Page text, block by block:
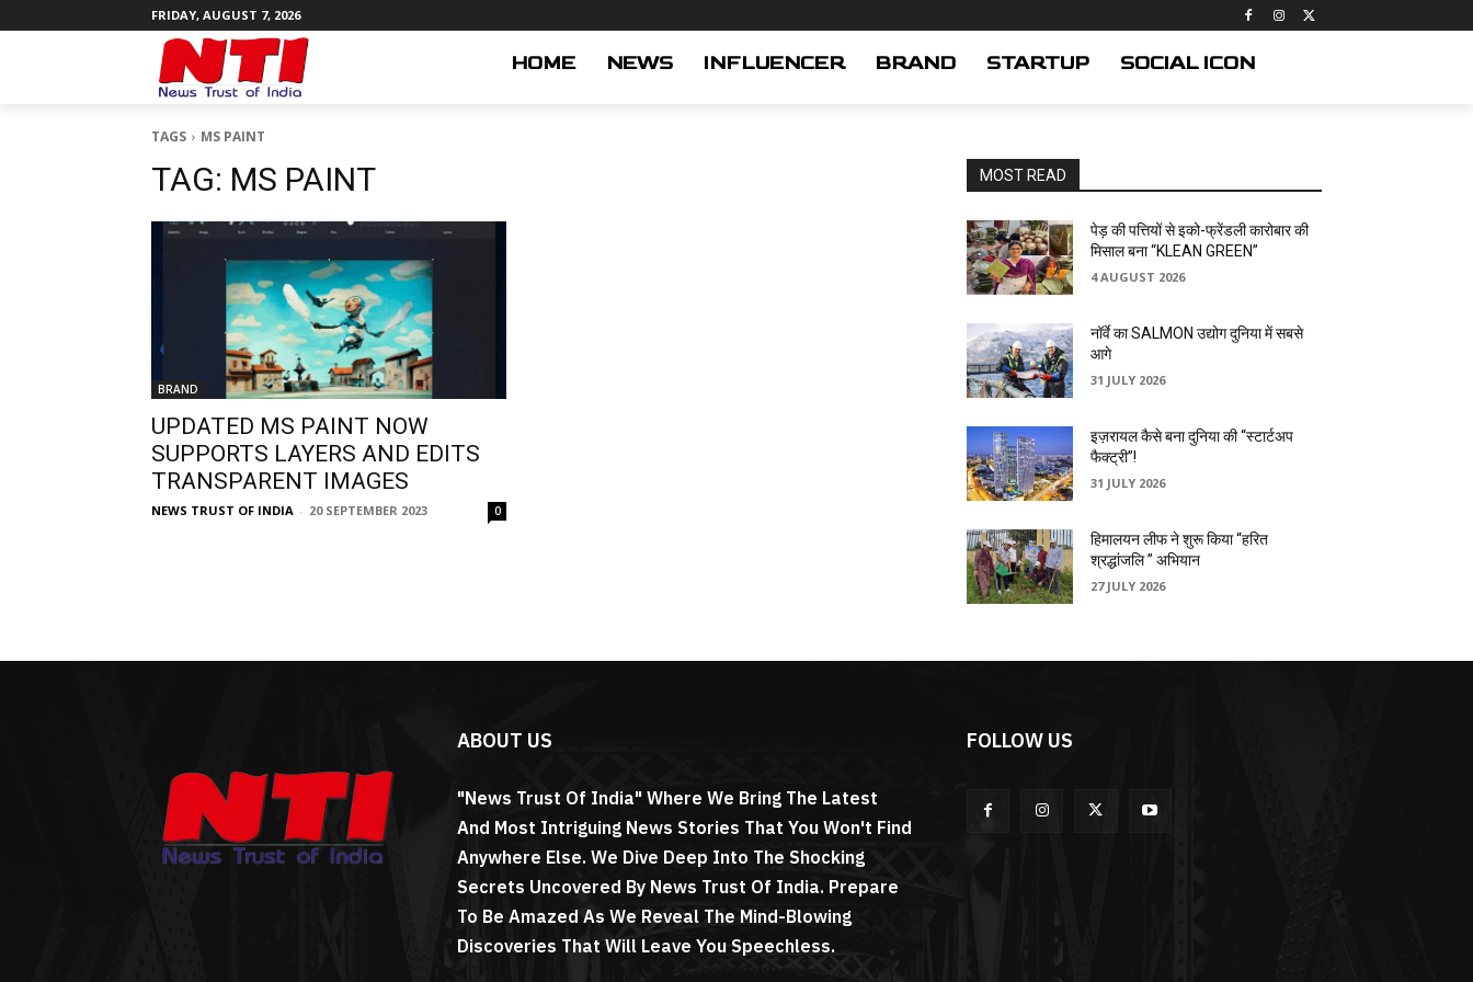
FRIDAY, AUGUST 7, 2026
HOME NEWS INFLUENCER BRAND STARTUP SOCIAL ICON
TAGS MS PAINT
TAG: MS PAINT
BRAND
UPDATED MS PAINT NOW
SUPPORTS LAYERS AND EDITS
TRANSPARENT IMAGES
NEWS TRUST OF INDIA - 20 SEPTEMBER 2023 0
MOST READ
पेड़ की पत्तियों से इको-फ्रेंडली कारोबार की
मिसाल बना “KLEAN GREEN”
4 AUGUST 2026
नॉर्वे का SALMON उद्योग दुनिया में सबसे
आगे
31 JULY 2026
इज़रायल कैसे बना दुनिया की “स्टार्टअप
फैक्ट्री”!
31 JULY 2026
हिमालयन लीफ ने शुरू किया “हरित
श्रद्धांजलि ” अभियान
27 JULY 2026
ABOUT US
"News Trust Of India" Where We Bring The Latest
And Most Intriguing News Stories That You Won't Find
Anywhere Else. We Dive Deep Into The Shocking
Secrets Uncovered By News Trust Of India. Prepare
To Be Amazed As We Reveal The Mind-Blowing
Discoveries That Will Leave You Speechless.
FOLLOW US